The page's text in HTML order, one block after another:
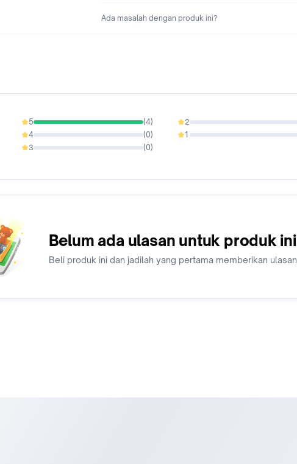
Ada masalah dengan produk ini?
5 (4)
100%
4 (0)
0%
3 (0)
0%
2
0%
1
0%
Belum ada ulasan untuk produk ini
Beli produk ini dan jadilah yang pertama memberikan ulasan